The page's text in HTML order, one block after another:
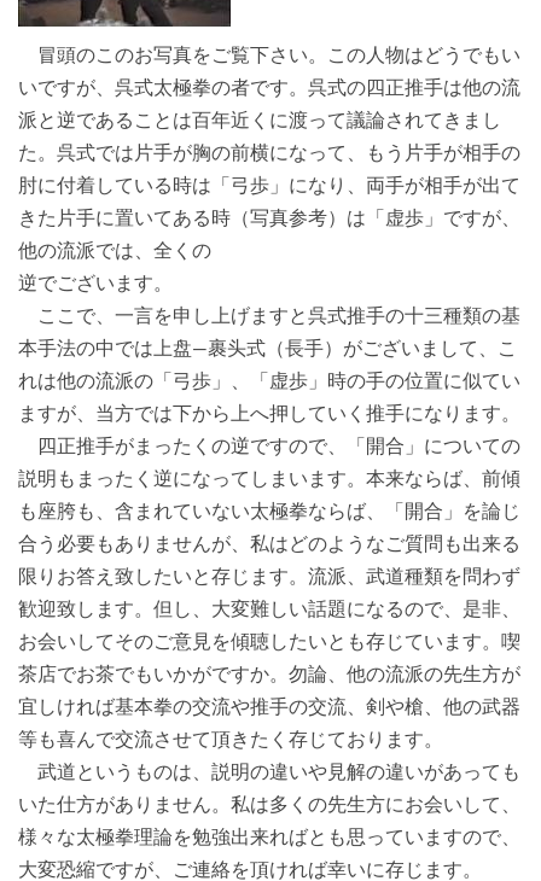
冒頭のこのお写真をご覧下さい。この人物はどうでもい
いですが、呉式太極拳の者です。呉式の四正推手は他の流
派と逆であることは百年近くに渡って議論されてきまし
た。呉式では片手が胸の前横になって、もう片手が相手の
肘に付着している時は「弓歩」になり、両手が相手が出て
きた片手に置いてある時（写真参考）は「虚歩」ですが、
他の流派では、全くの
逆でございます。
ここで、一言を申し上げますと呉式推手の十三種類の基
本手法の中では上盘―裹头式（長手）がございまして、こ
れは他の流派の「弓歩」、「虚歩」時の手の位置に似てい
ますが、当方では下から上へ押していく推手になります。
四正推手がまったくの逆ですので、「開合」についての
説明もまったく逆になってしまいます。本来ならば、前傾
も座胯も、含まれていない太極拳ならば、「開合」を論じ
合う必要もありませんが、私はどのようなご質問も出来る
限りお答え致したいと存じます。流派、武道種類を問わず
歓迎致します。但し、大変難しい話題になるので、是非、
お会いしてそのご意見を傾聴したいとも存じています。喫
茶店でお茶でもいかがですか。勿論、他の流派の先生方が
宜しければ基本拳の交流や推手の交流、剣や槍、他の武器
等も喜んで交流させて頂きたく存じております。
武道というものは、説明の違いや見解の違いがあっても
いた仕方がありません。私は多くの先生方にお会いして、
様々な太極拳理論を勉強出来ればとも思っていますので、
大変恐縮ですが、ご連絡を頂ければ幸いに存じます。